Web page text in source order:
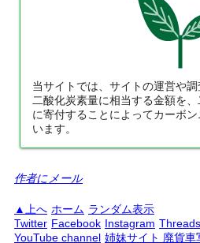
当サイトでは、サイトの運営や
二酸化炭素量に相当する金額を
に寄付することによってカーボ
います。
作者にメール
上へ ホーム ランダム表示
Twitter Facebook Instagram Threads
YouTube channel 姉妹サイト 廃貨車